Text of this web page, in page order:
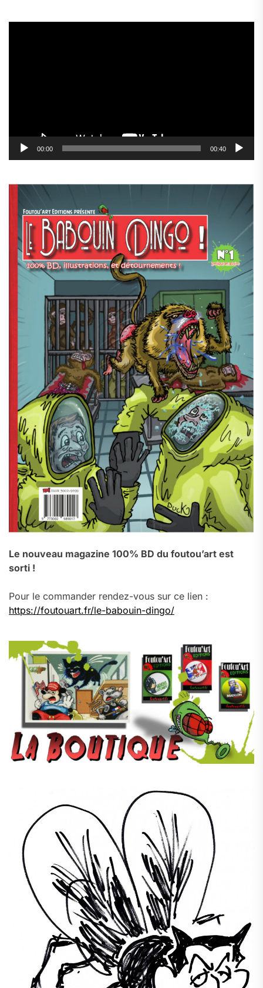
00:00 00:40
Le nouveau magazine 100% BD du foutou’art est
sorti !
Pour le commander rendez-vous sur ce lien :
https://foutouart.fr/le-babouin-dingo/